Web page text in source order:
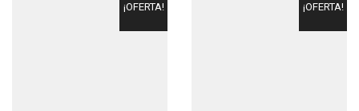
¡OFERTA! ¡OFERTA!